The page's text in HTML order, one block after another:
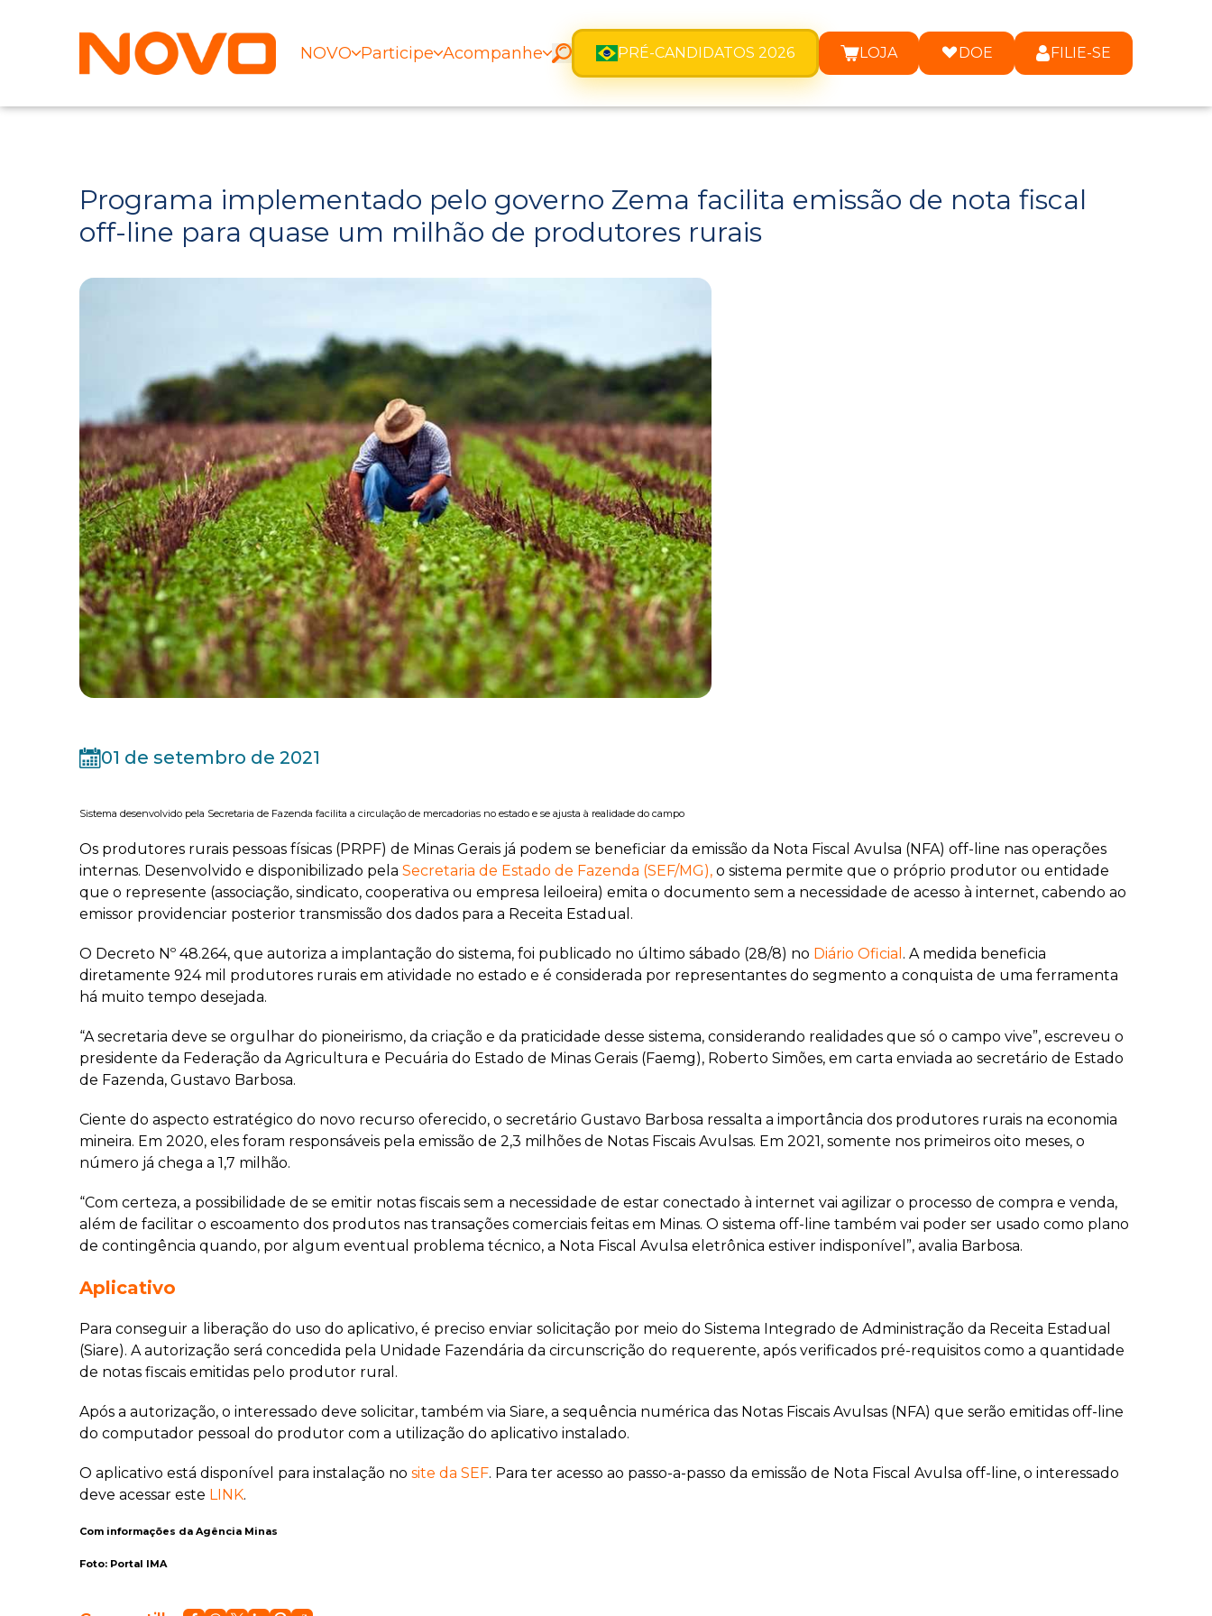
NOVO Participe Acompanhe PRÉ-CANDIDATOS 2026 LOJA DOE FILIE-SE
Programa implementado pelo governo Zema facilita emissão de nota fiscal
off-line para quase um milhão de produtores rurais
01 de setembro de 2021
Sistema desenvolvido pela Secretaria de Fazenda facilita a circulação de mercadorias no estado e se ajusta à realidade do campo
Os produtores rurais pessoas físicas (PRPF) de Minas Gerais já podem se beneficiar da emissão da Nota Fiscal Avulsa (NFA) off-line nas operações
internas. Desenvolvido e disponibilizado pela Secretaria de Estado de Fazenda (SEF/MG), o sistema permite que o próprio produtor ou entidade
que o represente (associação, sindicato, cooperativa ou empresa leiloeira) emita o documento sem a necessidade de acesso à internet, cabendo ao
emissor providenciar posterior transmissão dos dados para a Receita Estadual.
O Decreto Nº 48.264, que autoriza a implantação do sistema, foi publicado no último sábado (28/8) no Diário Oficial . A medida beneficia
diretamente 924 mil produtores rurais em atividade no estado e é considerada por representantes do segmento a conquista de uma ferramenta
há muito tempo desejada.
“A secretaria deve se orgulhar do pioneirismo, da criação e da praticidade desse sistema, considerando realidades que só o campo vive”, escreveu o
presidente da Federação da Agricultura e Pecuária do Estado de Minas Gerais (Faemg), Roberto Simões, em carta enviada ao secretário de Estado
de Fazenda, Gustavo Barbosa.
Ciente do aspecto estratégico do novo recurso oferecido, o secretário Gustavo Barbosa ressalta a importância dos produtores rurais na economia
mineira. Em 2020, eles foram responsáveis pela emissão de 2,3 milhões de Notas Fiscais Avulsas. Em 2021, somente nos primeiros oito meses, o
número já chega a 1,7 milhão.
“Com certeza, a possibilidade de se emitir notas fiscais sem a necessidade de estar conectado à internet vai agilizar o processo de compra e venda,
além de facilitar o escoamento dos produtos nas transações comerciais feitas em Minas. O sistema off-line também vai poder ser usado como plano
de contingência quando, por algum eventual problema técnico, a Nota Fiscal Avulsa eletrônica estiver indisponível”, avalia Barbosa.
Aplicativo
Para conseguir a liberação do uso do aplicativo, é preciso enviar solicitação por meio do Sistema Integrado de Administração da Receita Estadual
(Siare). A autorização será concedida pela Unidade Fazendária da circunscrição do requerente, após verificados pré-requisitos como a quantidade
de notas fiscais emitidas pelo produtor rural.
Após a autorização, o interessado deve solicitar, também via Siare, a sequência numérica das Notas Fiscais Avulsas (NFA) que serão emitidas off-line
do computador pessoal do produtor com a utilização do aplicativo instalado.
O aplicativo está disponível para instalação no site da SEF. Para ter acesso ao passo-a-passo da emissão de Nota Fiscal Avulsa off-line, o interessado
deve acessar este LINK.
Com informações da Agência Minas
Foto: Portal IMA